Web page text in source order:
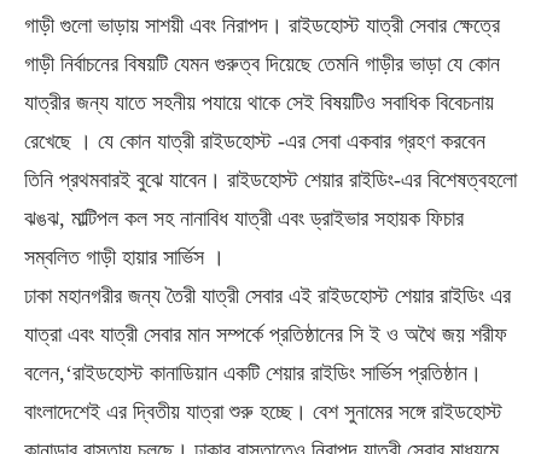
গাড়ী গুলো ভাড়ায় সাশয়ী এবং নিরাপদ। রাইডহোস্ট যাত্রী সেবার ক্ষেত্রে
গাড়ী নির্বাচনের বিষয়টি যেমন গুরুত্ব দিয়েছে তেমনি গাড়ীর ভাড়া যে কোন
যাত্রীর জন্য যাতে সহনীয় পযায়ে থাকে সেই বিষয়টিও সবাধিক বিবেচনায়
রেখেছে । যে কোন যাত্রী রাইডহোস্ট -এর সেবা একবার গ্রহণ করবেন
তিনি প্রথমবারই বুঝে যাবেন। রাইডহোস্ট শেয়ার রাইডিং-এর বিশেষত্বহলো
ঝঙঝ, মাল্টিপল কল সহ নানাবিধ যাত্রী এবং ড্রাইভার সহায়ক ফিচার
সম্বলিত গাড়ী হায়ার সার্ভিস ।
ঢাকা মহানগরীর জন্য তৈরী যাত্রী সেবার এই রাইডহোস্ট শেয়ার রাইডিং এর
যাত্রা এবং যাত্রী সেবার মান সম্পর্কে প্রতিষ্ঠানের সি ই ও অথৈ জয় শরীফ
বলেন,‘রাইডহোস্ট কানাডিয়ান একটি শেয়ার রাইডিং সার্ভিস প্রতিষ্ঠান।
বাংলাদেশেই এর দ্বিতীয় যাত্রা শুরু হচ্ছে। বেশ সুনামের সঙ্গে রাইডহোস্ট